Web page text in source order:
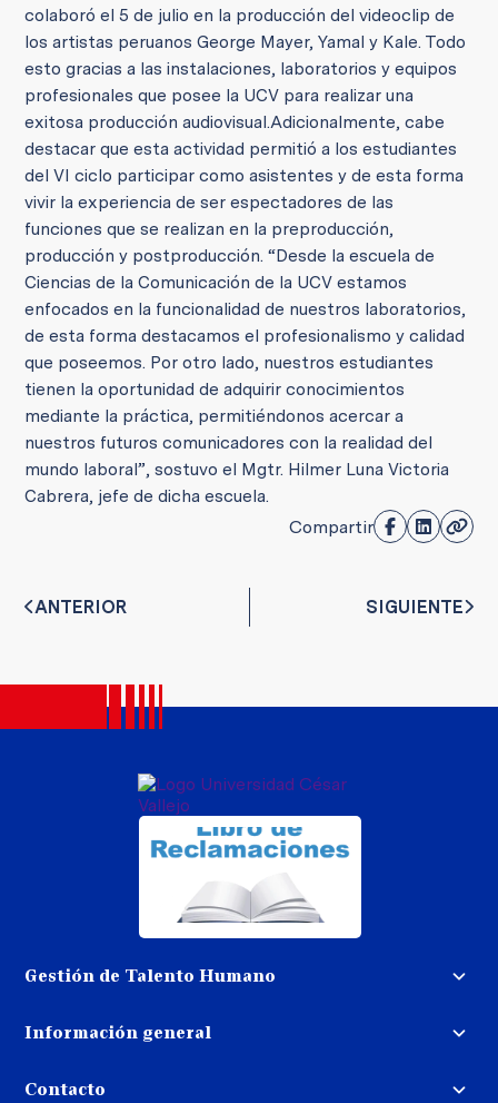
colaboró el 5 de julio en la producción del videoclip de
los artistas peruanos George Mayer, Yamal y Kale. Todo
esto gracias a las instalaciones, laboratorios y equipos
profesionales que posee la UCV para realizar una
exitosa producción audiovisual.Adicionalmente, cabe
destacar que esta actividad permitió a los estudiantes
del VI ciclo participar como asistentes y de esta forma
vivir la experiencia de ser espectadores de las
funciones que se realizan en la preproducción,
producción y postproducción.“Desde la escuela de
Ciencias de la Comunicación de la UCV estamos
enfocados en la funcionalidad de nuestros laboratorios,
de esta forma destacamos el profesionalismo y calidad
que poseemos. Por otro lado, nuestros estudiantes
tienen la oportunidad de adquirir conocimientos
mediante la práctica, permitiéndonos acercar a
nuestros futuros comunicadores con la realidad del
mundo laboral”, sostuvo el Mgtr. Hilmer Luna Victoria
Cabrera, jefe de dicha escuela.
Compartir
ANTERIOR SIGUIENTE
Gestión de Talento Humano
Trabaja con nosotros
Información general
dinero
Contacto